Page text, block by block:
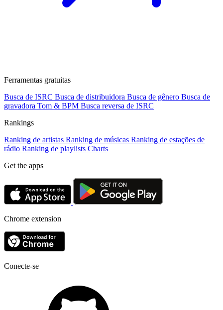
Ferramentas gratuitas
Busca de ISRC Busca de distribuidora Busca de gênero Busca de
gravadora Tom & BPM Busca reversa de ISRC
Rankings
Ranking de artistas Ranking de músicas Ranking de estações de
rádio Ranking de playlists Charts
Get the apps
Chrome extension
Conecte-se